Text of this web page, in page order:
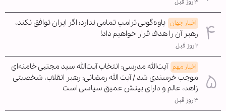
۳ روز قبل
اخبار جهان یاوه‌گویی ترامپ تمامی ندارد؛ اگر ایران توافق نکند،
رهبر آن را هدف قرار خواهیم داد!
۲ روز قبل
اخبار مهم آیت‌الله مدرسی: انتخاب آیت‌الله سید مجتبی خامنه‌ای
موجب خرسندی شد / آیت الله رمضانی: رهبر انقلاب، شخصیتی
زاهد، عالم و دارای بینش عمیق سیاسی است
۳ روز قبل